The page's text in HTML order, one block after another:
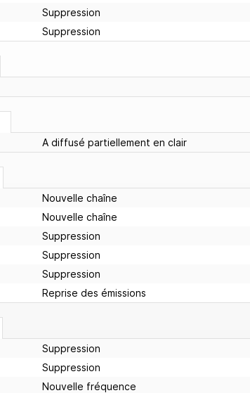
Suppression
Suppression
A diffusé partiellement en clair
Nouvelle chaîne
Nouvelle chaîne
Suppression
Suppression
Suppression
Reprise des émissions
Suppression
Suppression
Nouvelle fréquence